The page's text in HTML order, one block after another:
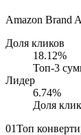
Amazon Brand
Доля кликов
18.12%
Топ-3
Лидер
6.74%
Доля
01Топ